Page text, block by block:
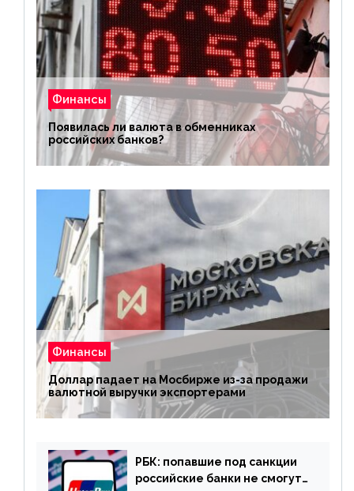
Финансы
Появилась ли валюта в обменниках
российских банков?
Финансы
Доллар падает на Мосбирже из-за продажи
валютной выручки экспортерами
РБК: попавшие под санкции
российские банки не смогут